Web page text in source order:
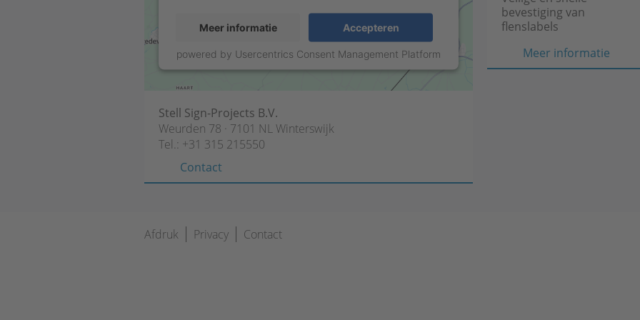
Meer informatie Accepteren
powered by Usercentrics Consent Management Platform
Stell Sign-Projects B.V.
Weurden 78 · 7101 NL Winterswijk
Tel.: +31 315 215550
Contact
bevestiging van
flenslabels
Meer informatie
en
Navigatie
Afdruk Privacy Contact